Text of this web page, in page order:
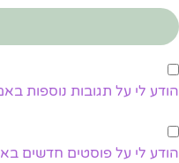
הודע לי על תגובות נוספות
הודע לי על פוסטים חדשים